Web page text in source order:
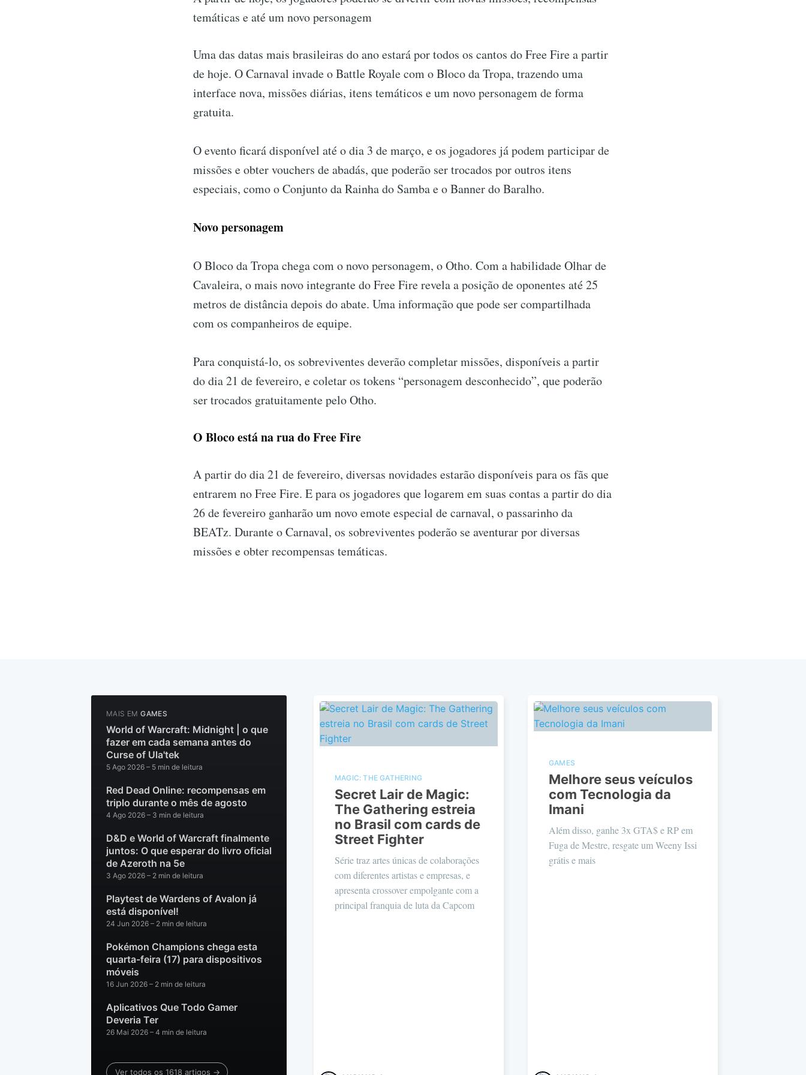
temáticas e até um novo personagem
Uma das datas mais brasileiras do ano estará por todos os cantos do Free Fire a partir
de hoje. O Carnaval invade o Battle Royale com o Bloco da Tropa, trazendo uma
interface nova, missões diárias, itens temáticos e um novo personagem de forma
gratuita.
O evento ficará disponível até o dia 3 de março, e os jogadores já podem participar de
missões e obter vouchers de abadás, que poderão ser trocados por outros itens
especiais, como o Conjunto da Rainha do Samba e o Banner do Baralho.
Novo personagem
O Bloco da Tropa chega com o novo personagem, o Otho. Com a habilidade Olhar de
Cavaleira, o mais novo integrante do Free Fire revela a posição de oponentes até 25
metros de distância depois do abate. Uma informação que pode ser compartilhada
com os companheiros de equipe.
Para conquistá-lo, os sobreviventes deverão completar missões, disponíveis a partir
do dia 21 de fevereiro, e coletar os tokens “personagem desconhecido”, que poderão
ser trocados gratuitamente pelo Otho.
O Bloco está na rua do Free Fire
A partir do dia 21 de fevereiro, diversas novidades estarão disponíveis para os fãs que
entrarem no Free Fire. E para os jogadores que logarem em suas contas a partir do dia
26 de fevereiro ganharão um novo emote especial de carnaval, o passarinho da
BEATz. Durante o Carnaval, os sobreviventes poderão se aventurar por diversas
missões e obter recompensas temáticas.
MAIS EM GAMES
World of Warcraft: Midnight | o que
fazer em cada semana antes do
Curse of Ula'tek
5 Ago 2026 – 5 min de leitura
Red Dead Online: recompensas em
triplo durante o mês de agosto
4 Ago 2026 – 3 min de leitura
D&D e World of Warcraft finalmente
juntos: O que esperar do livro oficial
de Azeroth na 5e
3 Ago 2026 – 2 min de leitura
Playtest de Wardens of Avalon já
está disponível!
24 Jun 2026 – 2 min de leitura
Pokémon Champions chega esta
quarta-feira (17) para dispositivos
móveis
16 Jun 2026 – 2 min de leitura
Aplicativos Que Todo Gamer
Deveria Ter
26 Mai 2026 – 4 min de leitura
Ver todos os 1618 artigos →
MAGIC: THE GATHERING
Secret Lair de Magic:
The Gathering estreia
no Brasil com cards de
Street Fighter
Série traz artes únicas de colaborações
com diferentes artistas e empresas, e
apresenta crossover empolgante com a
principal franquia de luta da Capcom
GAMES
Melhore seus veículos
com Tecnologia da
Imani
Além disso, ganhe 3x GTA$ e RP em
Fuga de Mestre, resgate um Weeny Issi
grátis e mais